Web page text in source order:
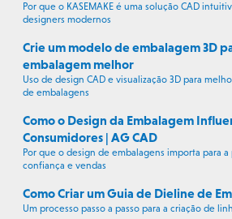
Por que o KASEMAKE é uma solução CAD
designers modernos
Crie um modelo de embalagem 3D
embalagem melhor
Uso de design CAD e visualização 3D para
de embalagens
Como o Design da Embalagem
Consumidores | AG CAD
Por que o design de embalagens importa para
confiança e vendas
Como Criar um Guia de Dieline de
Um processo passo a passo para a criação de